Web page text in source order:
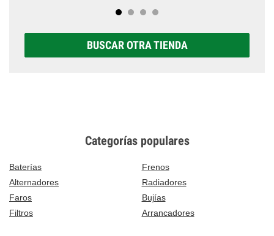
BUSCAR OTRA TIENDA
Categorías populares
Baterías
Frenos
Alternadores
Radiadores
Faros
Bujías
Filtros
Arrancadores